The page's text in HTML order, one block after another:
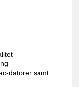
datorer samt